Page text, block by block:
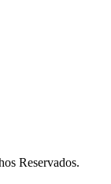
Reservados.